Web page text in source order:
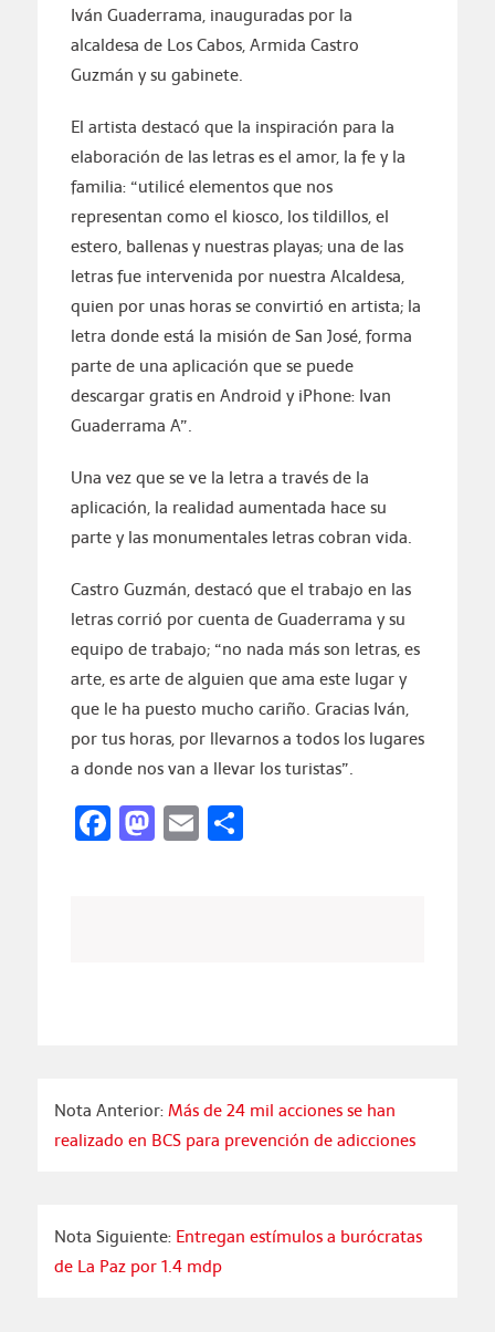
Iván Guaderrama, inauguradas por la
alcaldesa de Los Cabos, Armida Castro
Guzmán y su gabinete.
El artista destacó que la inspiración para la
elaboración de las letras es el amor, la fe y la
familia: “utilicé elementos que nos
representan como el kiosco, los tildillos, el
estero, ballenas y nuestras playas; una de las
letras fue intervenida por nuestra Alcaldesa,
quien por unas horas se convirtió en artista; la
letra donde está la misión de San José, forma
parte de una aplicación que se puede
descargar gratis en Android y iPhone: Ivan
Guaderrama A”.
Una vez que se ve la letra a través de la
aplicación, la realidad aumentada hace su
parte y las monumentales letras cobran vida.
Castro Guzmán, destacó que el trabajo en las
letras corrió por cuenta de Guaderrama y su
equipo de trabajo; “no nada más son letras, es
arte, es arte de alguien que ama este lugar y
que le ha puesto mucho cariño. Gracias Iván,
por tus horas, por llevarnos a todos los lugares
a donde nos van a llevar los turistas”.
Facebook
Mastodon
EmailCompartir
Nota Anterior:Más de 24 mil acciones se han
realizado en BCS para prevención de adicciones
Nota Siguiente: Entregan estímulos a burócratas
de La Paz por 1.4 mdp